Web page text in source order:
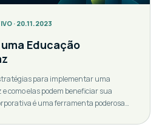
· 20.11.2023
Educação
para implementar uma
como elas podem beneficiar sua
é uma ferramenta poderosa
para obter os melhores